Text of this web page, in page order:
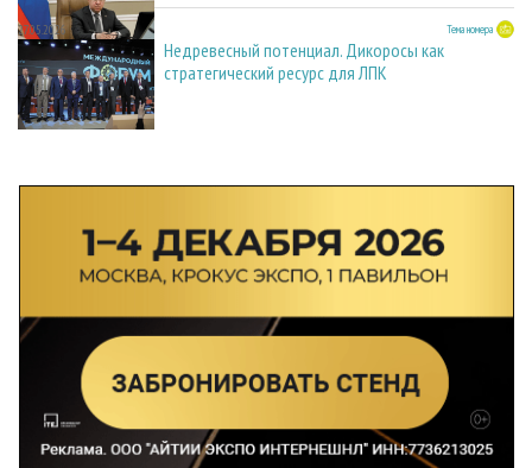
27.05.2026 Тема номера
Недревесный потенциал. Дикоросы как
стратегический ресурс для ЛПК